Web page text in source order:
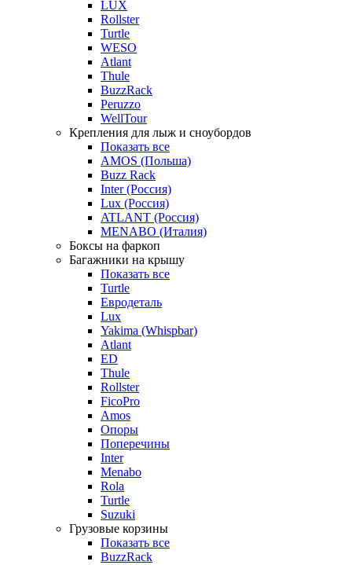
LUX
Rollster
Turtle
WESO
Atlant
Thule
BuzzRack
Peruzzo
WellTour
Крепления для лыж и сноубордов
Показать все
AMOS (Польша)
Buzz Rack
Inter (Россия)
Lux (Россия)
ATLANT (Россия)
MENABO (Италия)
Боксы на фаркоп
Багажники на крышу
Показать все
Turtle
Евродеталь
Lux
Yakima (Whispbar)
Atlant
ED
Thule
Rollster
FicoPro
Amos
Опоры
Поперечины
Inter
Menabo
Rola
Turtle
Suzuki
Грузовые корзины
Показать все
BuzzRack